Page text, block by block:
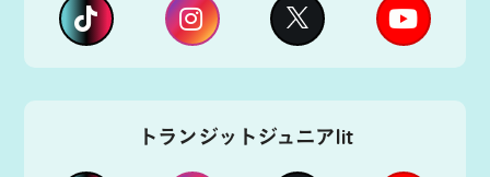
トランジットジュニアlit